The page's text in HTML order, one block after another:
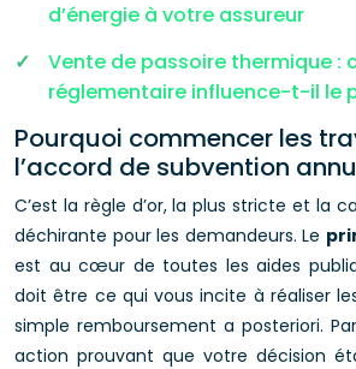
d’énergie à votre assureur
Vente de passoire thermique :
réglementaire influence-t-il le
Pourquoi commencer les
l’accord de subvention
C’est la règle d’or, la plus stricte et la
déchirante pour les demandeurs. Le
est au cœur de toutes les aides
doit être ce qui vous incite à réaliser
simple remboursement a posteriori.
action prouvant que votre décision